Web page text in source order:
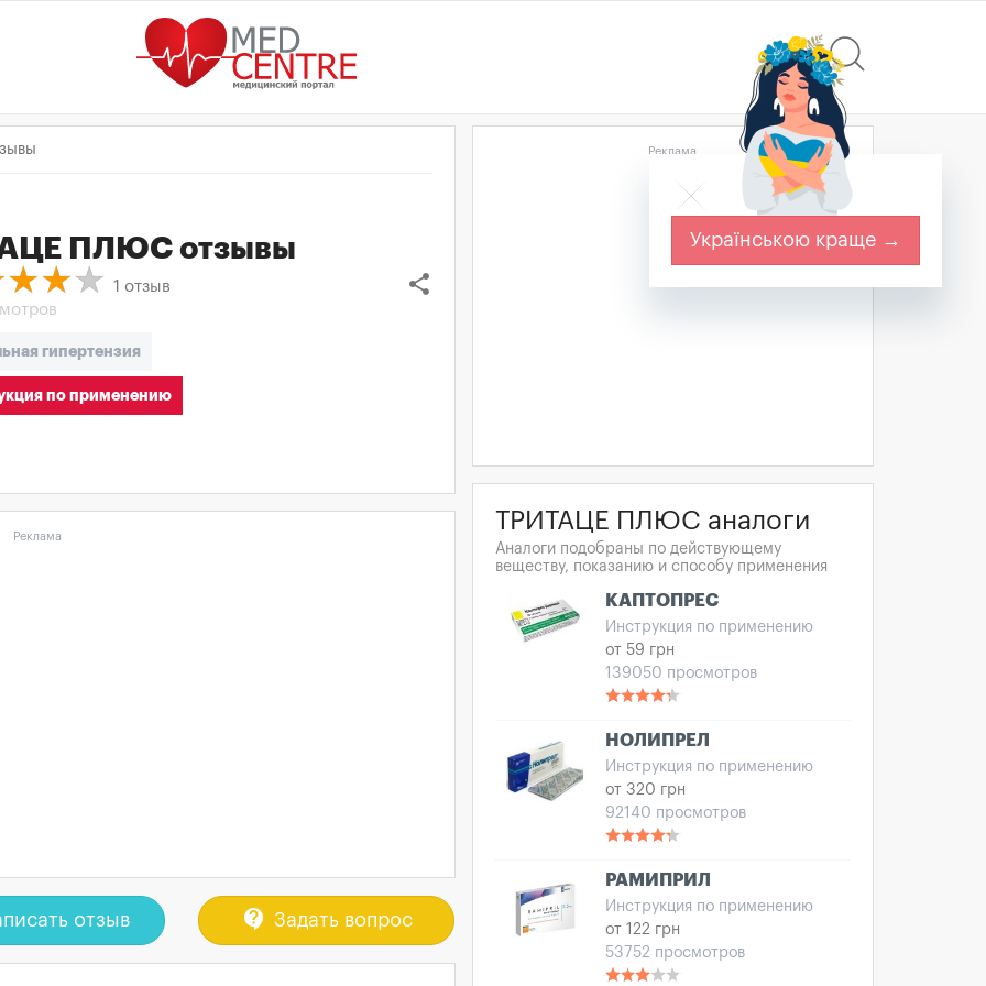
ПЛЮС отзывы
share
1 отзыв
гипертензия
по применению
Реклама
отзыв contact_support Задать вопрос
Реклама
ТРИТАЦЕ ПЛЮС аналоги
Аналоги подобраны по действующему
веществу, показанию и способу применения
КАПТОПРЕС
Инструкция по применению
от 59 грн
139050 просмотров
НОЛИПРЕЛ
Инструкция по применению
от 320 грн
92140 просмотров
РАМИПРИЛ
Инструкция по применению
от 122 грн
53752 просмотров
Українською краще →